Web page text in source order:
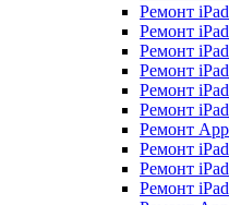
Ремонт
Ремонт
Ремонт
Ремонт
Ремонт
Ремонт
Ремонт
Ремонт
Ремонт
Ремонт